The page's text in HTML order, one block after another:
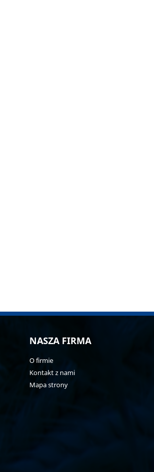
NASZA FIRMA
O firmie
Kontakt z nami
Mapa strony